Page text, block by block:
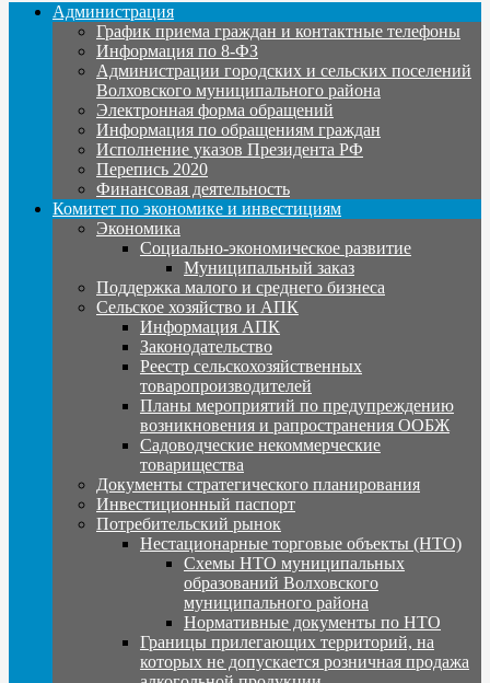
Администрация
График приема граждан и контактные телефоны
Информация по 8-ФЗ
Администрации городских и сельских поселений
Волховского муниципального района
Электронная форма обращений
Информация по обращениям граждан
Исполнение указов Президента РФ
Перепись 2020
Финансовая деятельность
Комитет по экономике и инвестициям
Экономика
Социально-экономическое развитие
Муниципальный заказ
Поддержка малого и среднего бизнеса
Сельское хозяйство и АПК
Информация АПК
Законодательство
Реестр сельскохозяйственных
товаропроизводителей
Планы мероприятий по предупреждению
возникновения и рапространения ООБЖ
Садоводческие некоммерческие
товарищества
Документы стратегического планирования
Инвестиционный паспорт
Потребительский рынок
Нестационарные торговые объекты (НТО)
Схемы НТО муниципальных
образований Волховского
муниципального района
Нормативные документы по НТО
Границы прилегающих территорий, на
которых не допускается розничная продажа